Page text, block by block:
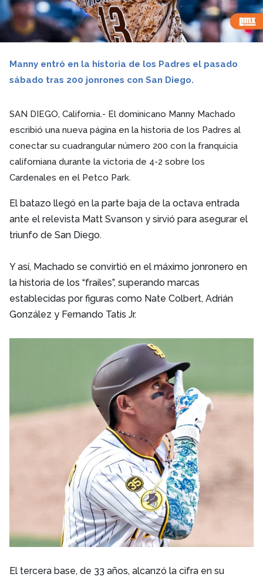
Manny entró en la historia de los Padres el pasado
sábado tras 200 jonrones con San Diego.
SAN DIEGO, California.- El dominicano Manny Machado
escribió una nueva página en la historia de los Padres al
conectar su cuadrangular número 200 con la franquicia
californiana durante la victoria de 4-2 sobre los
Cardenales en el Petco Park.
El batazo llegó en la parte baja de la octava entrada
ante el relevista Matt Svanson y sirvió para asegurar el
triunfo de San Diego.
Y así, Machado se convirtió en el máximo jonronero en
la historia de los “frailes”, superando marcas
establecidas por figuras como Nate Colbert, Adrián
González y Fernando Tatis Jr.
El tercera base, de 33 años, alcanzó la cifra en su